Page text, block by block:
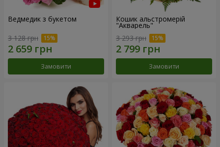
Ведмедик з букетом
3 128 грн
Замовити
Кошик альстромерій
"Акварель"
3 293 грн
Замовити